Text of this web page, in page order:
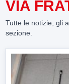
VIA
Tutte le notizie, gli
sezione.